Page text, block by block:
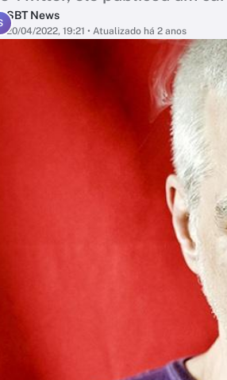
SBT News
20/04/2022, 19:21 • Atualizado há 2 anos